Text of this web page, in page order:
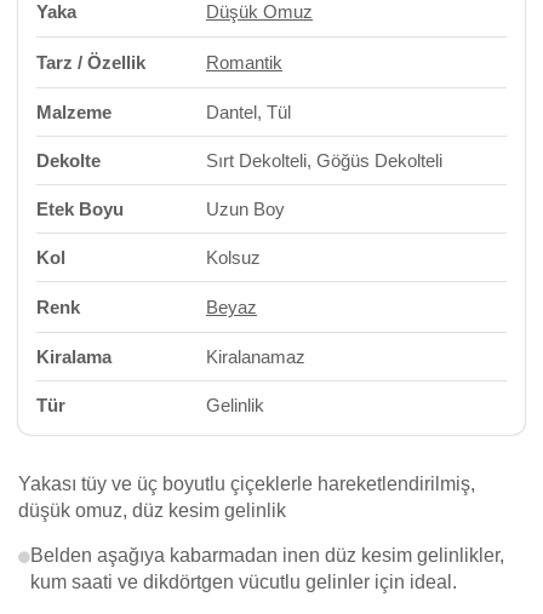
Yaka Düşük Omuz
Tarz / Özellik Romantik
Malzeme Dantel, Tül
Dekolte Sırt Dekolteli, Göğüs Dekolteli
Etek Boyu Uzun Boy
Kol Kolsuz
Renk Beyaz
Kiralama Kiralanamaz
Tür Gelinlik
Yakası tüy ve üç boyutlu çiçeklerle hareketlendirilmiş,
düşük omuz, düz kesim gelinlik
Belden aşağıya kabarmadan inen düz kesim gelinlikler,
kum saati ve dikdörtgen vücutlu gelinler için ideal.